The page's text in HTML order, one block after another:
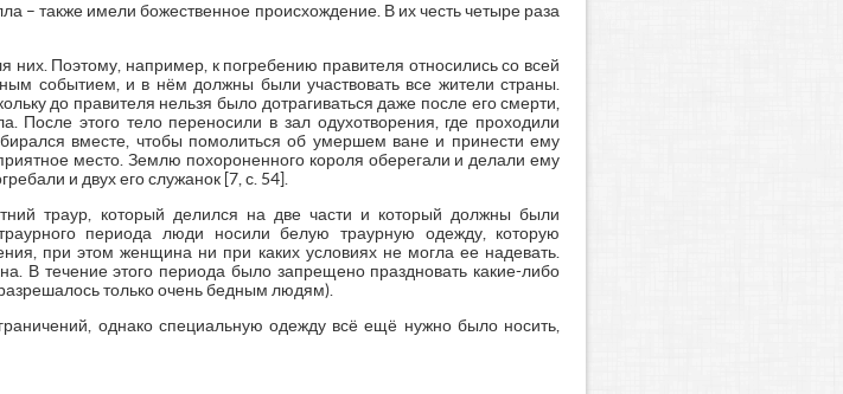
– также имели божественное происхождение. В их честь четыре раза
них. Поэтому, например, к погребению правителя относились со всей
событием, и в нём должны были участвовать все жители страны.
до правителя нельзя было дотрагиваться даже после его смерти,
После этого тело переносили в зал одухотворения, где проходили
вместе, чтобы помолиться об умершем ване и принести ему
место. Землю похороненного короля оберегали и делали ему
и двух его служанок [7, с. 54].
траур, который делился на две части и который должны были
периода люди носили белую траурную одежду, которую
при этом женщина ни при каких условиях не могла ее надевать.
В течение этого периода было запрещено праздновать какие-либо
только очень бедным людям).
однако специальную одежду всё ещё нужно было носить,